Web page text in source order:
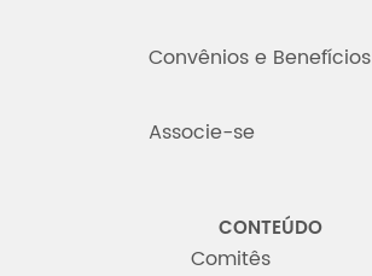
Convênios e Benefícios
Associe-se
CONTEÚDO
Comitês